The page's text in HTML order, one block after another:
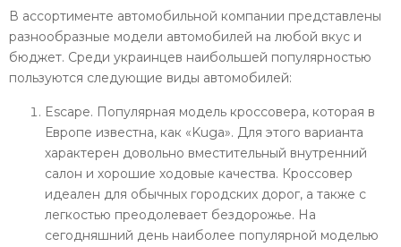
В ассортименте автомобильной компании представлены
разнообразные модели автомобилей на любой вкус и
бюджет. Среди украинцев наибольшей популярностью
пользуются следующие виды автомобилей:
Escape. Популярная модель кроссовера, которая в
Европе известна, как «Kuga». Для этого варианта
характерен довольно вместительный внутренний
салон и хорошие ходовые качества. Кроссовер
идеален для обычных городских дорог, а также с
легкостью преодолевает бездорожье. На
сегодняшний день наиболее популярной моделью